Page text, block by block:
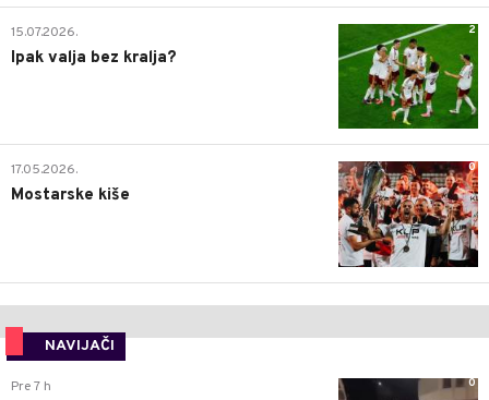
2
15.07.2026.
Ipak valja bez kralja?
0
17.05.2026.
Mostarske kiše
NAVIJAČI
0
Pre 7 h